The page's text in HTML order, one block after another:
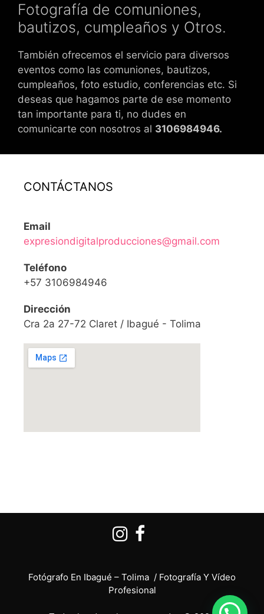
Fotografía de comuniones,
bautizos, cumpleaños y Otros.
También ofrecemos el servicio para diversos
eventos como las comuniones, bautizos,
cumpleaños, foto estudio, conferencias etc. Si
deseas que hagamos parte de ese momento
tan importante para ti, no dudes en
comunicarte con nosotros al 3106984946.
CONTÁCTANOS
Email
expresiondigitalproducciones@gmail.com
Teléfono
+57 3106984946
Dirección
Cra 2a 27-72 Claret / Ibagué - Tolima
Fotógrafo En Ibagué – Tolima / Fotografía Y Vídeo
Profesional